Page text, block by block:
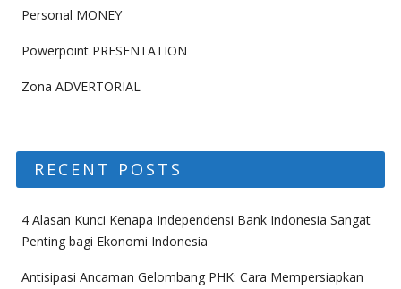
Personal MONEY
Powerpoint PRESENTATION
Zona ADVERTORIAL
RECENT POSTS
4 Alasan Kunci Kenapa Independensi Bank Indonesia Sangat
Penting bagi Ekonomi Indonesia
Antisipasi Ancaman Gelombang PHK: Cara Mempersiapkan